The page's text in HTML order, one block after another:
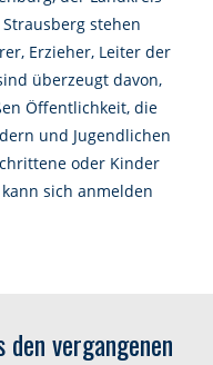
stehen
Erzieher, Leiter der
überzeugt davon,
Öffentlichkeit, die
und Jugendlichen
oder Kinder
sich anmelden
vergangenen